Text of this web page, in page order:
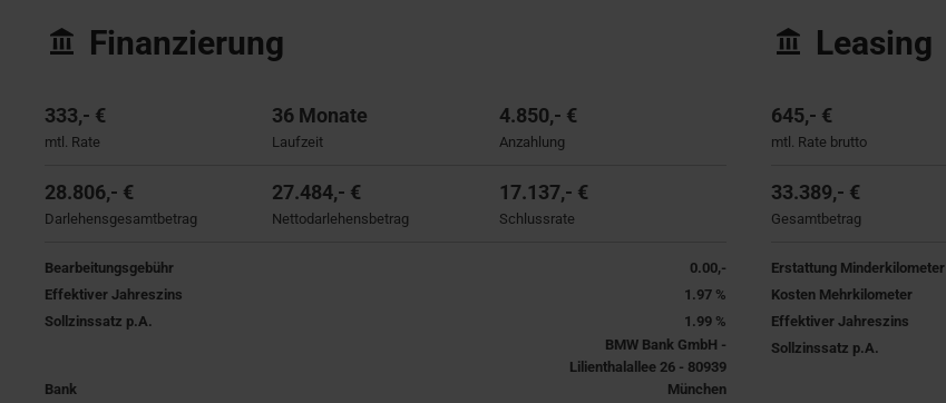
Finanzierung
333,- €
mtl. Rate
36 Monate
Laufzeit
4.850,- €
Anzahlung
28.806,- €
Darlehensgesamtbetrag
27.484,- €
Nettodarlehensbetrag
17.137,- €
Schlussrate
Bearbeitungsgebühr
0.00,-
Effektiver Jahreszins
1.97 %
Sollzinssatz p.A.
1.99 %
Bank
BMW Bank GmbH -
Lilienthalallee 26 - 80939
München
Leasing
645,- €
mtl. Rate brutto
33.389,- €
Gesamtbetrag
Erstattung Minderkilometer
Kosten Mehrkilometer
Effektiver Jahreszins
Sollzinssatz p.A.